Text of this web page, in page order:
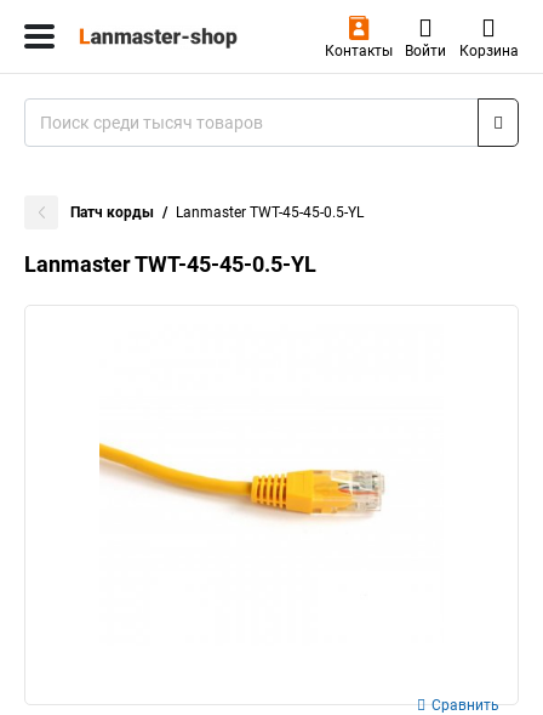
Контакты Войти Корзина
Патч корды Lanmaster TWT-45-45-0.5-YL
Lanmaster TWT-45-45-0.5-YL
Сравнить